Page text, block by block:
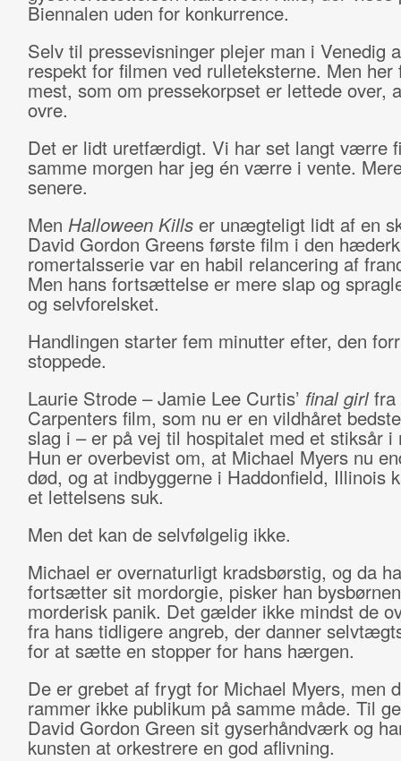
Biennalen uden for konkurrence.
Selv til pressevisninger plejer man i Venedig
respekt for filmen ved rulleteksterne. Men her
mest, som om pressekorpset er lettede over,
ovre.
Det er lidt uretfærdigt. Vi har set langt værre
samme morgen har jeg én værre i vente.
senere.
Men Halloween Killser unægteligt lidt af en
David Gordon Greens første film i den
romertalsserie var en habil relancering af
Men hans fortsættelse er mere slap og
og selvforelsket.
Handlingen starter fem minutter efter, den
stoppede.
Laurie Strode – Jamie Lee Curtis’ final girlfra
Carpenters film, som nu er en vildhåret
slag i – er på vej til hospitalet med et stiksår i
Hun er overbevist om, at Michael Myers nu
død, og at indbyggerne i Haddonfield, Illinois
et lettelsens suk.
Men det kan de selvfølgelig ikke.
Michael er overnaturligt kradsbørstig, og da
fortsætter sit mordorgie, pisker han
morderisk panik. Det gælder ikke mindst de
fra hans tidligere angreb, der danner
for at sætte en stopper for hans hærgen.
De er grebet af frygt for Michael Myers, men
rammer ikke publikum på samme måde. Til
David Gordon Green sit gyserhåndværk og
kunsten at orkestrere en god aflivning.